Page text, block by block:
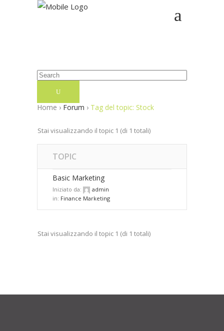
Home › Forum › Tag del topic: Stock
Stai visualizzando il topic 1 (di 1 totali)
TOPIC
Basic Marketing
Iniziato da:
admin
in: Finance Marketing
Stai visualizzando il topic 1 (di 1 totali)